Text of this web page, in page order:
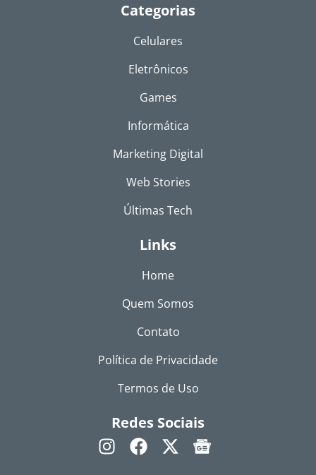
Categorias
Celulares
Eletrônicos
Games
Informática
Marketing Digital
Web Stories
Últimas Tech
Links
Home
Quem Somos
Contato
Política de Privacidade
Termos de Uso
Redes Sociais